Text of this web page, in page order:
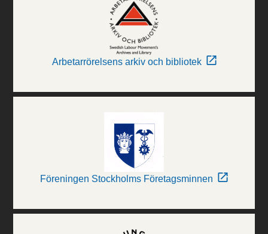
Arbetarrörelsens arkiv och bibliotek
Föreningen Stockholms Företagsminnen